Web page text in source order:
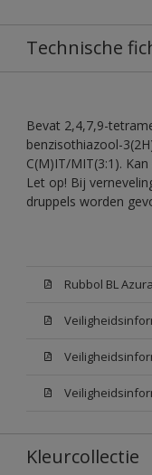
Technische
Bevat 2,4,7,9-
benzisothiazool-
C(M)IT/MIT(3:1).
Let op! Bij
druppels worden
Rubbol BL
Kleurcollectie